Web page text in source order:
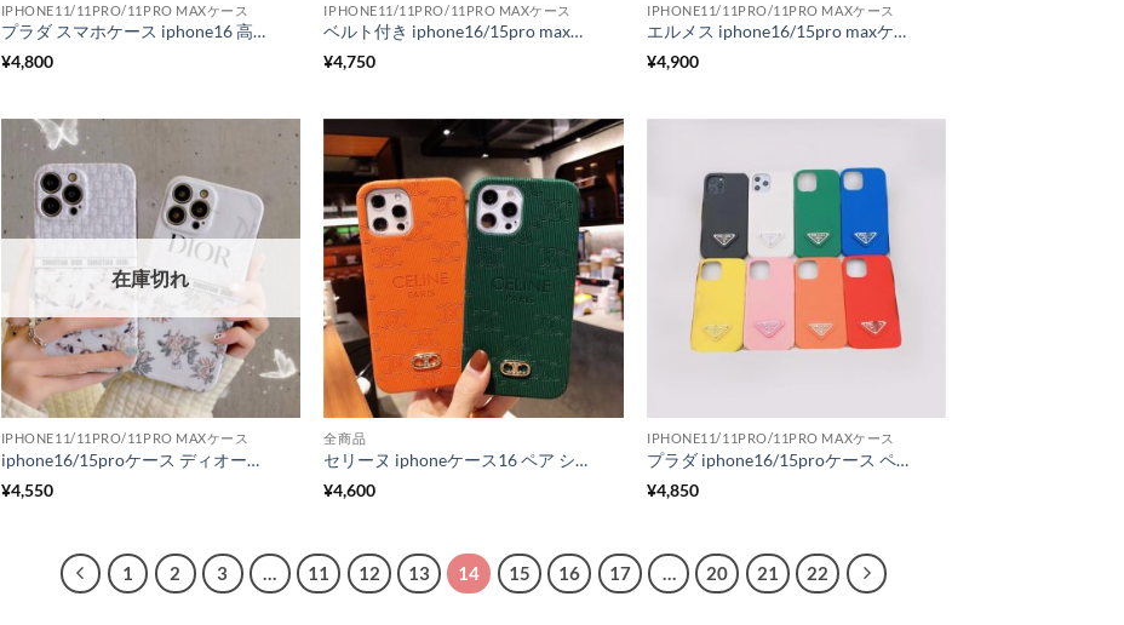
IPHONE11/11PRO/11PRO MAXケース
プラダ スマホケース iphone16 高級 Prada iphone15pro/14pro max 携帯ケース ブランド レディース アイフォン13pro max/13/12 カバー クロコ柄 赤 黄色 iphnoe12プロ ケース お揃い
¥4,800
IPHONE11/11PRO/11PRO MAXケース
ベルト付き iphone16/15pro maxケース セリーヌパロディ アイフォン14pro/14pro max スマホカバー celine 携帯ケース iphone13 人気 女子 韓国 iphone13pro/12promax かばー シンプル おすすめ
¥4,750
IPHONE11/11PRO/11PRO MAXケース
エルメス iphone16/15pro maxケース シンプル iphone14/14pro/13 保護カバー 芸能人 ビジネス iphone13promax/12プロ ケース お揃い ブランド 高級感
¥4,900
在庫切れ
IPHONE11/11PRO/11PRO MAXケース
iphone16/15proケース ディオール 花柄 アイフォン14pro/13 携帯カバー おしゃれ 海外 dior風 iphone14pro max ケース ハイブランド おすすめ
¥4,550
全商品
セリーヌ iphoneケース16 ペア シンプル celine iphone15pro max/14proケース 型押し アイフォン13pro/13 カバー 韓国 流行り スマホカバー iphone12 大人可愛い モバイルケース おすすめ
¥4,600
IPHONE11/11PRO/11PRO MAXケース
プラダ iphone16/15proケース ペア 大人 prada アイフォン14pro max/14 カバー パロディ風 iphone13プロ ケース レザー 高級 スマホケース iphone12 お揃い ブランド
¥4,850
1 2 3 … 11 12 13 14 15 16 17 … 20 21 22